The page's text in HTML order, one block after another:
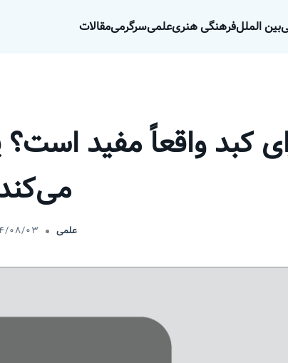
بین المللفرهنگی هنریعلمیسرگرمیمقالات
کبد واقعاً مفید
علمی ۱۴۰۴/